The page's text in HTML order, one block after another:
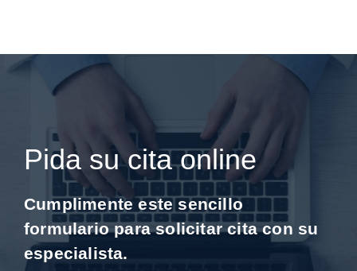
Pida su cita online
Cumplimente este sencillo
formulario para solicitar cita con su
especialista.